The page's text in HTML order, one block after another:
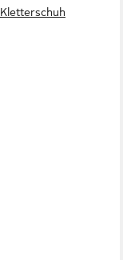
Kletterschuh